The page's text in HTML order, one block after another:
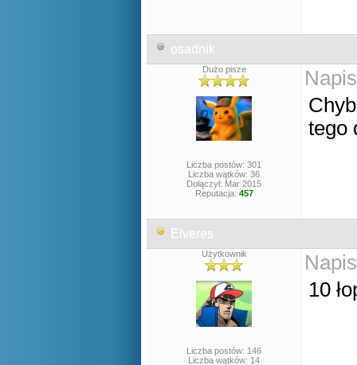
osadnik
Dużo pisze
Liczba postów: 301
Liczba wątków: 36
Dołączył: Mar 2015
Reputacja: 457
tego
Elveres
Użytkownik
Liczba postów: 146
Liczba wątków: 14
10